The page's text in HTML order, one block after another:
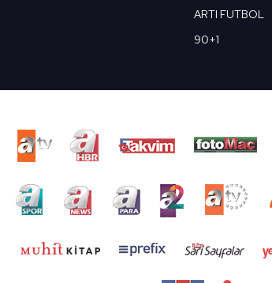
ARTI FUTBOL
90+1